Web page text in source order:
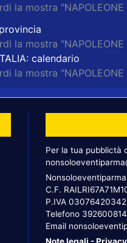
la mostra "NAPOLEONE
la mostra "NAPOLEONE
calendario
la mostra "NAPOLEONE
Per la tua pubblictà
C.F.
P.IVA
Telefono
Email
Note legali -